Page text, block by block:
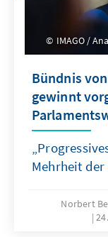
IMAGO /
Bündnis
gewinnt
Mehrheit der
Norbert